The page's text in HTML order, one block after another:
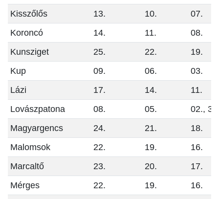
Kisszőlős
13. 10.
07.
Koroncó
14. 11.
08.
Kunsziget
25. 22.
19.
Kup
09. 06.
03.
Lázi
17. 14.
11.
Lovászpatona
08. 05.
02.,
Magyargencs
24. 21.
18.
Malomsok
22. 19.
16.
Marcaltő
23. 20.
17.
Mérges
22. 19.
16.